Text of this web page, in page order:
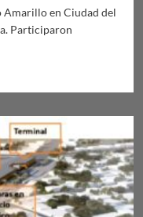
Amarillo en Ciudad del
Participaron